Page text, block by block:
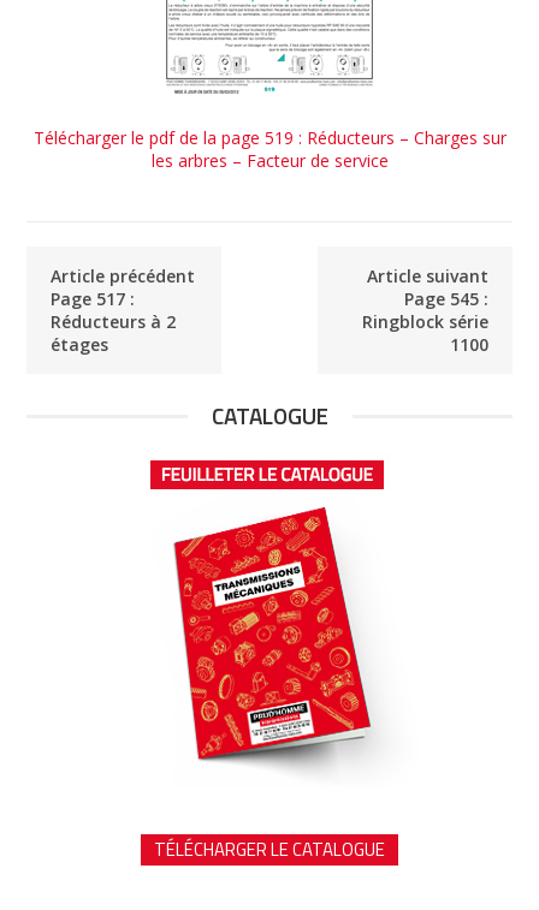
Télécharger le pdf de la page 519 : Réducteurs – Charges sur
les arbres – Facteur de service
Article précédent
Page 517 :
Réducteurs à 2
étages
Article suivant
Page 545 :
Ringblock série
1100
CATALOGUE
TÉLÉCHARGER LE CATALOGUE